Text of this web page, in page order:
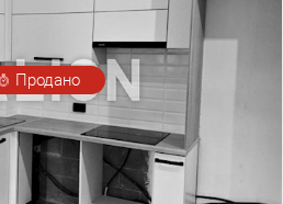
Продано